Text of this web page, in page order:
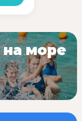
на море